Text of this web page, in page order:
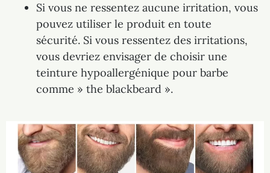
Si vous ne ressentez aucune irritation, vous
pouvez utiliser le produit en toute
sécurité. Si vous ressentez des irritations,
vous devriez envisager de choisir une
teinture hypoallergénique pour barbe
comme » the blackbeard ».